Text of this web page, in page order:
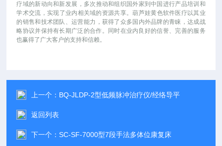
疗域的新动向和新发展，多次推动和组织国外家到中国进行产品培训和
学术交流，实现了业内相关域的资源共享。葫芦娃黄色软件医疗以其业
的销售和技术团队、运营能力，获得了众多国内外品牌的青睐，达成战
略协议并保持有长期广泛的合作。同时在业内良好的信誉、完善的服务
也赢得了广大客户的支持和信赖。
上一个： BQ-JLDP-2型低频脉冲治疗仪/经络导平
返回列表
下一个：SC-SF-7000型7段手法多体位康复床